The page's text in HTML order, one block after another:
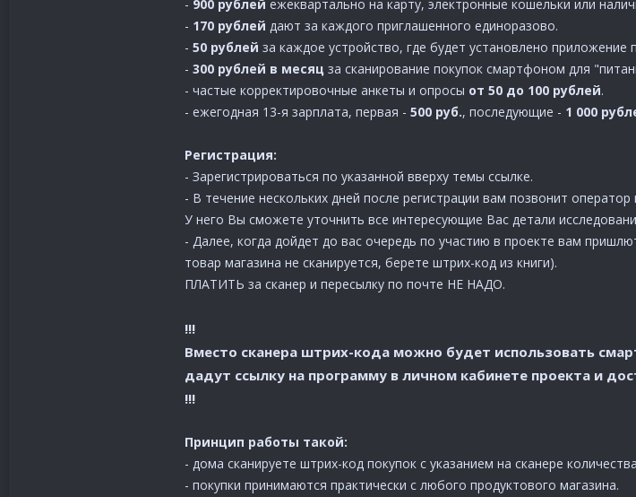
- 900 рублей ежеквартально на карту, электронные кошельки или
- 170 рублей дают за каждого приглашенного единоразово.
- 50 рублей за каждое устройство, где будет установлено приложение
- 300 рублей в месяц за сканирование покупок смартфоном для
- частые корректировочные анкеты и опросы от 50 до 100 рублей.
- ежегодная 13-я зарплата, первая - 500 руб., последующие - 1 000
Регистрация:
- Зарегистрироваться по указанной вверху темы ссылке.
- В течение нескольких дней после регистрации вам позвонит
У него Вы сможете уточнить все интересующие Вас детали
- Далее, когда дойдет до вас очередь по участию в проекте вам
товар магазина не сканируется, берете штрих-код из книги).
ПЛАТИТЬ за сканер и пересылку по почте НЕ НАДО.
!!!
Вместо сканера штрих-кода можно будет использовать
дадут ссылку на программу в личном кабинете проекта и
!!!
Принцип работы такой:
- дома сканируете штрих-код покупок с указанием на сканере
- покупки принимаются практически с любого продуктового магазина.